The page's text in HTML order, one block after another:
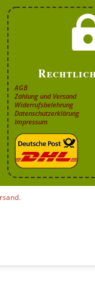
AGB
Zahlung und Versand
Widerrufsbelehrung
Datenschutzerklärung
Impressum
.